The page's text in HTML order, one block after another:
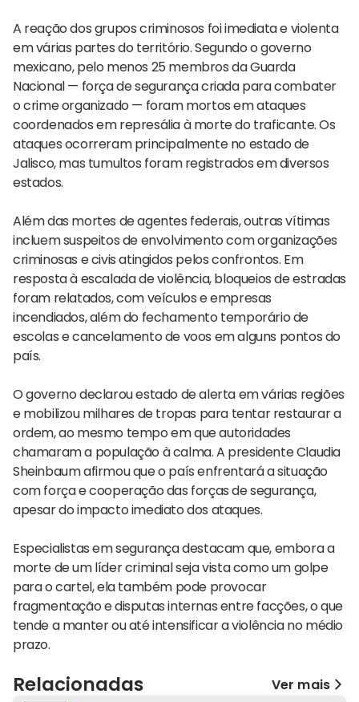
A reação dos grupos criminosos foi imediata e violenta
em várias partes do território. Segundo o governo
mexicano, pelo menos 25 membros da Guarda
Nacional — força de segurança criada para combater
o crime organizado — foram mortos em ataques
coordenados em represália à morte do traficante. Os
ataques ocorreram principalmente no estado de
Jalisco, mas tumultos foram registrados em diversos
estados.
Além das mortes de agentes federais, outras vítimas
incluem suspeitos de envolvimento com organizações
criminosas e civis atingidos pelos confrontos. Em
resposta à escalada de violência, bloqueios de estradas
foram relatados, com veículos e empresas
incendiados, além do fechamento temporário de
escolas e cancelamento de voos em alguns pontos do
país.
O governo declarou estado de alerta em várias regiões
e mobilizou milhares de tropas para tentar restaurar a
ordem, ao mesmo tempo em que autoridades
chamaram a população à calma. A presidente Claudia
Sheinbaum afirmou que o país enfrentará a situação
com força e cooperação das forças de segurança,
apesar do impacto imediato dos ataques.
Especialistas em segurança destacam que, embora a
morte de um líder criminal seja vista como um golpe
para o cartel, ela também pode provocar
fragmentação e disputas internas entre facções, o que
tende a manter ou até intensificar a violência no médio
prazo.
Relacionadas Ver mais